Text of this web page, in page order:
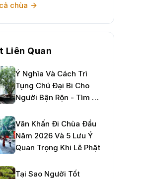
chùa
Liên Quan
Ý Nghĩa Và Cách Trì
Tụng Chú Đại Bi Cho
Người Bận Rộn - Tìm An
Văn Khấn Đi Chùa Đầu
Năm 2026 Và 5 Lưu Ý
Quan Trọng Khi Lễ Phật
Tại Sao Người Tốt